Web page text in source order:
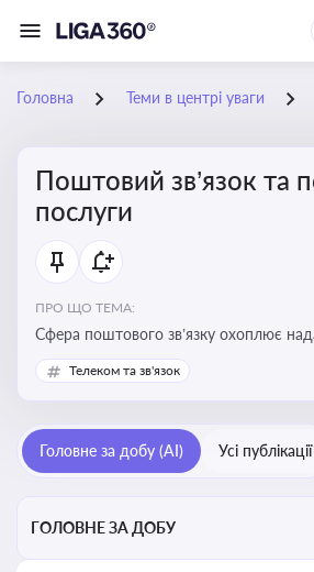
Головна Теми в центрі уваги
Поштовий зв’язок та
послуги
ПРО ЩО ТЕМА:
Сфера поштового зв’язку охоплює
контроль послуг поштового
регулюється спеціальним
ліцензійних умов, участі в державних
забезпечення прав споживачів.
Телеком та зв'язок
Головне за добу (AI) Усі публікації
ГОЛОВНЕ ЗА ДОБУ